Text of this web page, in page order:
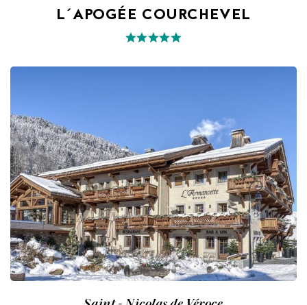
L´APOGÉE COURCHEVEL